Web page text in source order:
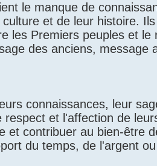
le manque de
et de leur histoire.
les Premiers peuples et
des anciens, message
connaissances, leur
et l'affection de
et contribuer au bien-être
du temps, de l'argent